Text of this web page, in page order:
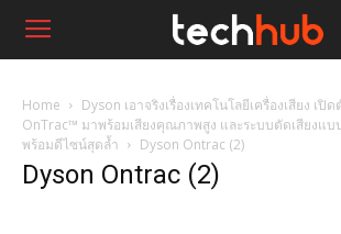
Home
Dyson เอาจริงเรื่องเทคโนโลยีเครื่องเสียง เปิ
OnTrac™ มาพร้อมเสียงคุณภาพสูง และระบบตัดเสียงแบ
พร้อมดีไซน์สุดล้ำ
Dyson Ontrac (2)
Dyson Ontrac (2)